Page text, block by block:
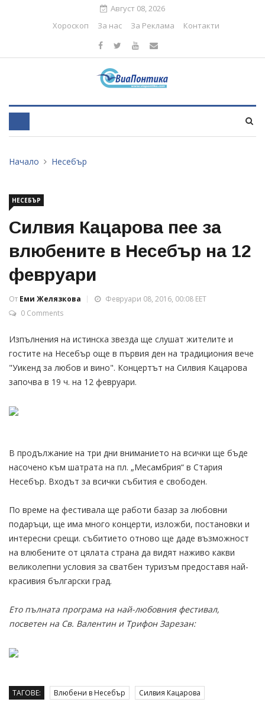
Август 08, 2026
Хороскоп
За нас За Реклама Контакти
Начало Несебър
НЕСЕБЪР
Силвия Кацарова пее за
влюбените в Несебър на 12
февруари
От Еми Желязкова
Февруари 08, 2016, 00:08 EET
0 Comments
Изпълнения на истинска звезда ще слушат жителите и
гостите на Несебър още в първия ден на традициония вече
"Уикенд за любов и вино". Концертът на Силвия Кацарова
започва в 19 ч. на 12 февруари.
В продължание на три дни вниманието на всички ще бъде
насочено към шатрата на пл. „Месамбрия“ в Стария
Несебър. Входът за всички събития е свободен.
По време на фестивала ще работи базар за любовни
подаръци, ще има много концерти, изложби, постановки и
интересни срещи. събитието отново ще даде възможност
на влюбените от цялата страна да видят наживо какви
великолепни условия за сватбен туризъм предоставя най-
красивия български град.
Ето пълната програма на най-любовния фестивал,
посветен на Св. Валентин и Трифон Зарезан:
ТАГОВЕ: Влюбени в Несебър Силвия Кацарова